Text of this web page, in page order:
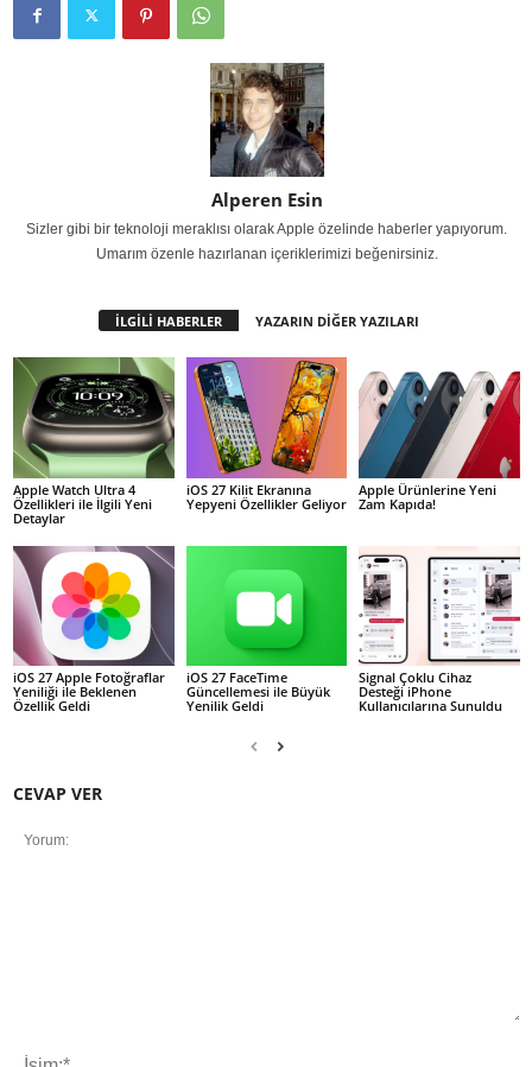
Alperen Esin
Sizler gibi bir teknoloji meraklısı olarak Apple özelinde haberler yapıyorum.
Umarım özenle hazırlanan içeriklerimizi beğenirsiniz.
İLGİLİ HABERLER YAZARIN DİĞER YAZILARI
Apple Watch Ultra 4
Özellikleri ile İlgili Yeni
Detaylar
iOS 27 Kilit Ekranına
Yepyeni Özellikler Geliyor
Apple Ürünlerine Yeni
Zam Kapıda!
iOS 27 Apple Fotoğraflar
Yeniliği ile Beklenen
Özellik Geldi
iOS 27 FaceTime
Güncellemesi ile Büyük
Yenilik Geldi
Signal Çoklu Cihaz
Desteği iPhone
Kullanıcılarına Sunuldu
CEVAP VER